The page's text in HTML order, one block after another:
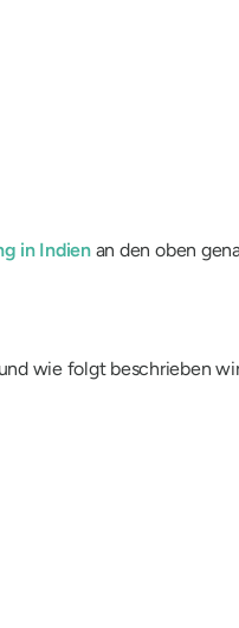
in Indienan den oben
wie folgt beschrieben